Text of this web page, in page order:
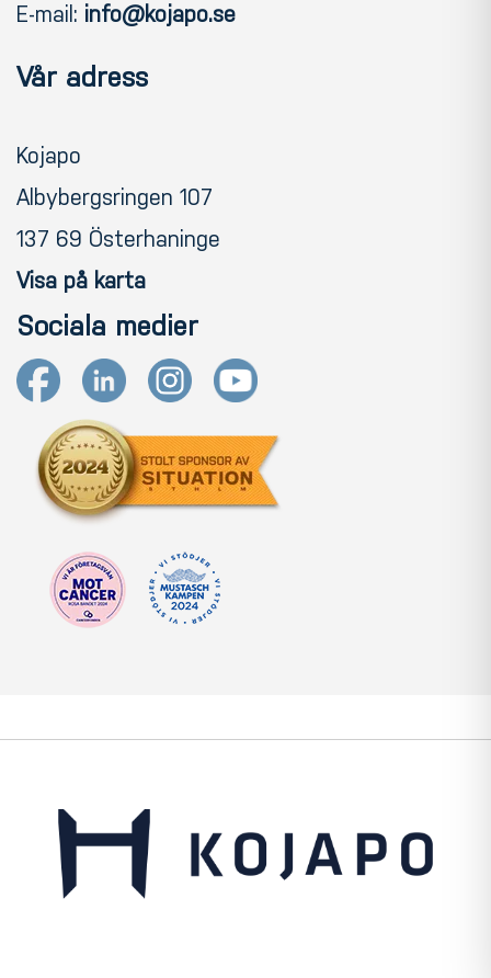
E-mail: info@kojapo.se
Vår adress
Kojapo
Albybergsringen 107
137 69 Österhaninge
Visa på karta
Sociala medier